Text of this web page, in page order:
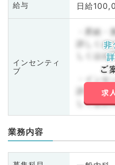
給与 日給
インセンティ
ブ
・昇給・
詳しくは
しくはお
・インセ
詳しくは
しくは
業務内容